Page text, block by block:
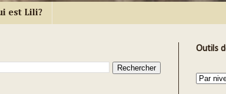
est Lili?
Outils